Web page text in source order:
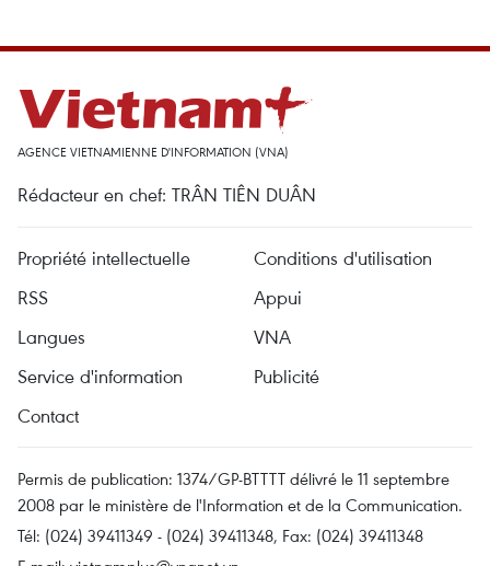
AGENCE VIETNAMIENNE D'INFORMATION (VNA)
Rédacteur en chef: TRÂN TIÊN DUÂN
Propriété intellectuelle
Conditions d'utilisation
RSS
Appui
Langues
VNA
Service d'information
Publicité
Contact
Permis de publication: 1374/GP-BTTTT délivré le 11 septembre
2008 par le ministère de l'Information et de la Communication.
Tél: (024) 39411349 - (024) 39411348, Fax: (024) 39411348